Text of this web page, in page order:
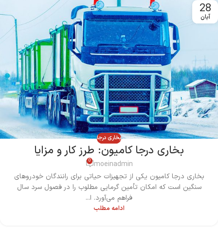
28
آبان
بخاری درجا
بخاری درجا کامیون: طرز کار و مزایا
moeinadmin
0
بخاری درجا کامیون یکی از تجهیزات حیاتی برای رانندگان خودروهای
سنگین است که امکان تأمین گرمایی مطلوب را در فصول سرد سال
فراهم می‌آورد. ا...
ادامه مطلب